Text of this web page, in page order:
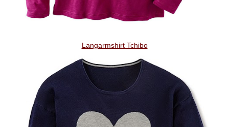
Langarmshirt Tchibo